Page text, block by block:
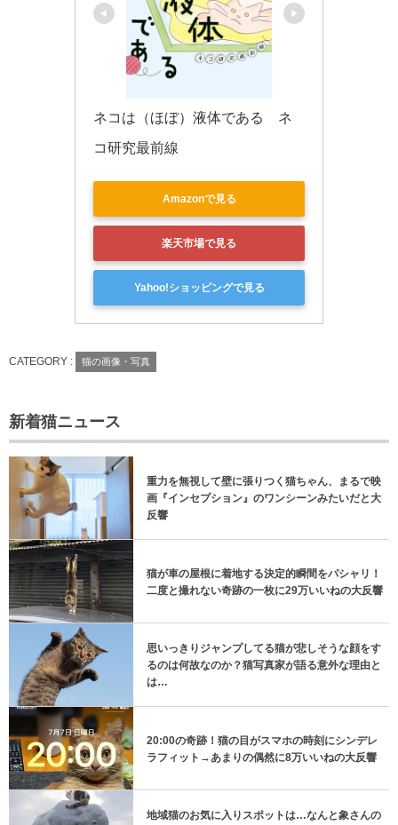
ネコは（ほぼ）液体である　ネ
コ研究最前線
Amazonで見る
楽天市場で見る
Yahoo!ショッピングで見る
CATEGORY : 猫の画像・写真
新着猫ニュース
重力を無視して壁に張りつく猫ちゃん、まるで映
画『インセプション』のワンシーンみたいだと大
反響
猫が車の屋根に着地する決定的瞬間をパシャリ！
二度と撮れない奇跡の一枚に29万いいねの大反響
思いっきりジャンプしてる猫が悲しそうな顔をす
るのは何故なのか？猫写真家が語る意外な理由と
は…
20:00の奇跡！猫の目がスマホの時刻にシンデレ
ラフィット→あまりの偶然に8万いいねの大反響
地域猫のお気に入りスポットは…なんと象さんの